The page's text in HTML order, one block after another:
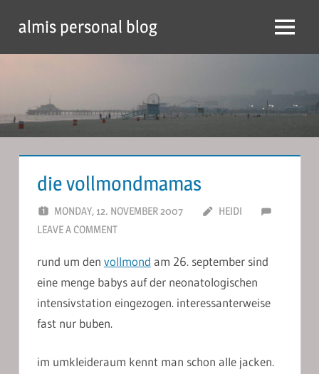
content
almis personal blog Menu
die vollmondmamas
MONDAY, 12. NOVEMBER 2007
HEIDI
LEAVE A COMMENT
rund um den vollmond am 26. september sind
eine menge babys auf der neonatologischen
intensivstation eingezogen. interessanterweise
fast nur buben.
im umkleideraum kennt man schon alle jacken.